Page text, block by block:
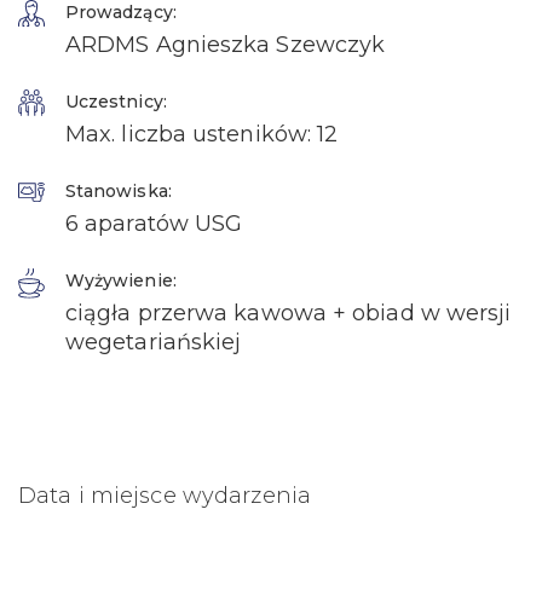
Prowadzący:
ARDMS Agnieszka Szewczyk
Uczestnicy:
Max. liczba usteników: 12
Stanowiska:
6 aparatów USG
Wyżywienie:
ciągła przerwa kawowa + obiad w wersji
wegetariańskiej
Data i miejsce wydarzenia